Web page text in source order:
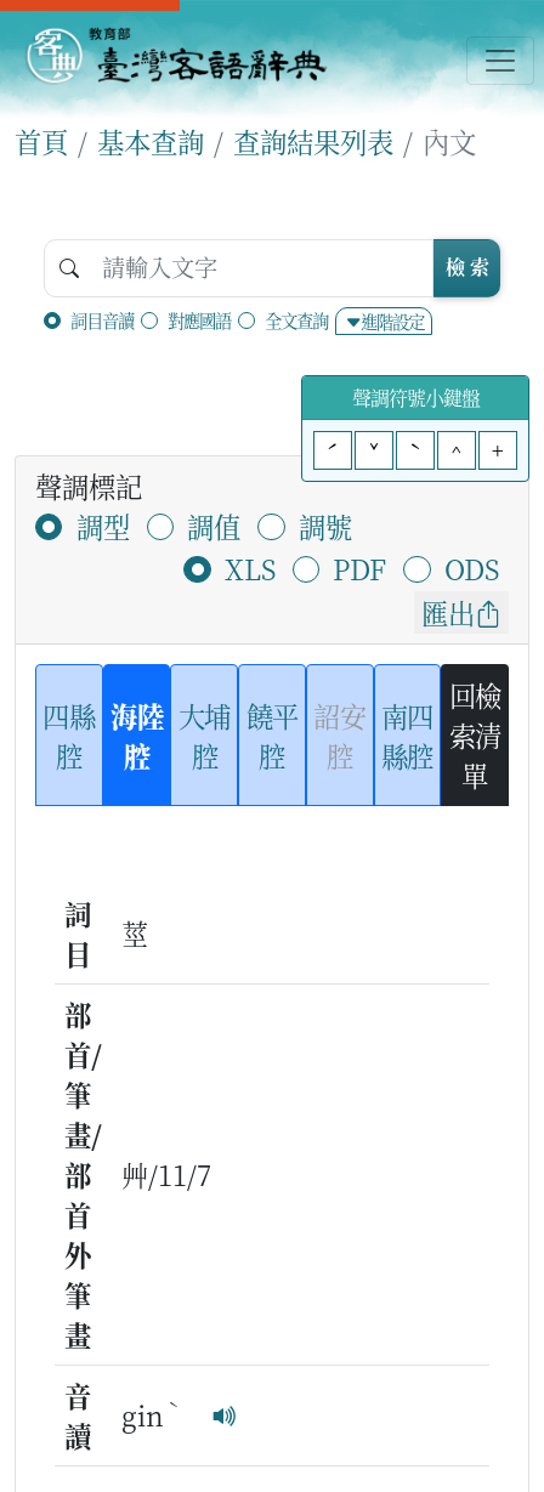
首頁 基本查詢 查詢結果列表 內文
詞目音讀 對應國語 全文查詢 進階設定
檢 索
聲調符號小鍵盤
ˊ
ˇ ˋ ^ +
聲調標記
調型
調值
調號
XLS
PDF
ODS
匯出
四縣
腔
海陸
腔
大埔
腔
饒平
腔
詔安
腔
南四
縣腔
回檢
索清
單
詞
目
莖
部
首/
筆
畫/
部
首
外
筆
畫
艸/11/7
音
讀
gin ˋ